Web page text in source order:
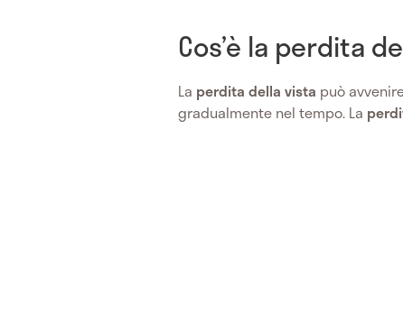
Cos’è la perdita
La perdita della vista può
gradualmente nel tempo. La